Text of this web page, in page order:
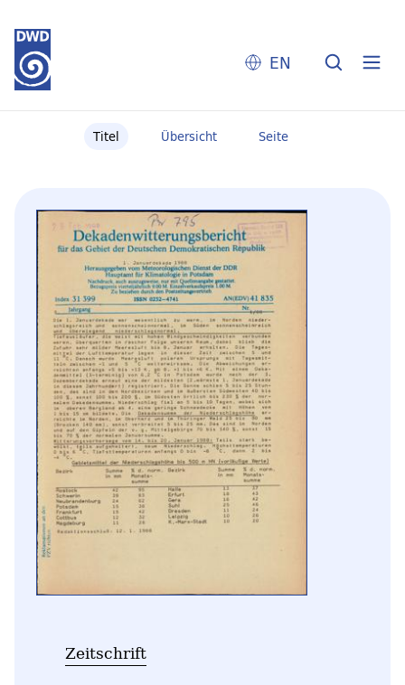
EN
Titel Übersicht Seite
Zeitschrift